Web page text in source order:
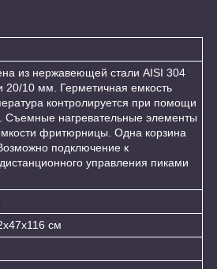
из нержавеющей стали AISI 304
20/10 мм. Герметичная емкость
контролируется при помощи
Съемные нагревательные элементы
фритюрницы. Одна корзина
подключение к
управления пиками
см